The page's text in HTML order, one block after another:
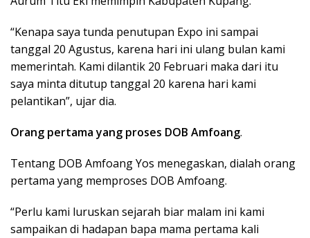
“Kenapa saya tunda penutupan Expo ini sampai
tanggal 20 Agustus, karena hari ini ulang bulan kami
memerintah. Kami dilantik 20 Februari maka dari itu
saya minta ditutup tanggal 20 karena hari kami
pelantikan”, ujar dia.
Orang pertama yang proses DOB Amfoang.
Tentang DOB Amfoang Yos menegaskan, dialah orang
pertama yang memproses DOB Amfoang.
“Perlu kami luruskan sejarah biar malam ini kami
sampaikan di hadapan bapa mama pertama kali